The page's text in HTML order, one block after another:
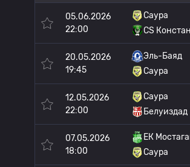
05.06.2026
22:00
Саура
CS
20.05.2026
19:45
Эль-Баяд
Саура
12.05.2026
22:00
Саура
Белуиздад
07.05.2026
18:00
ЕК
Саура